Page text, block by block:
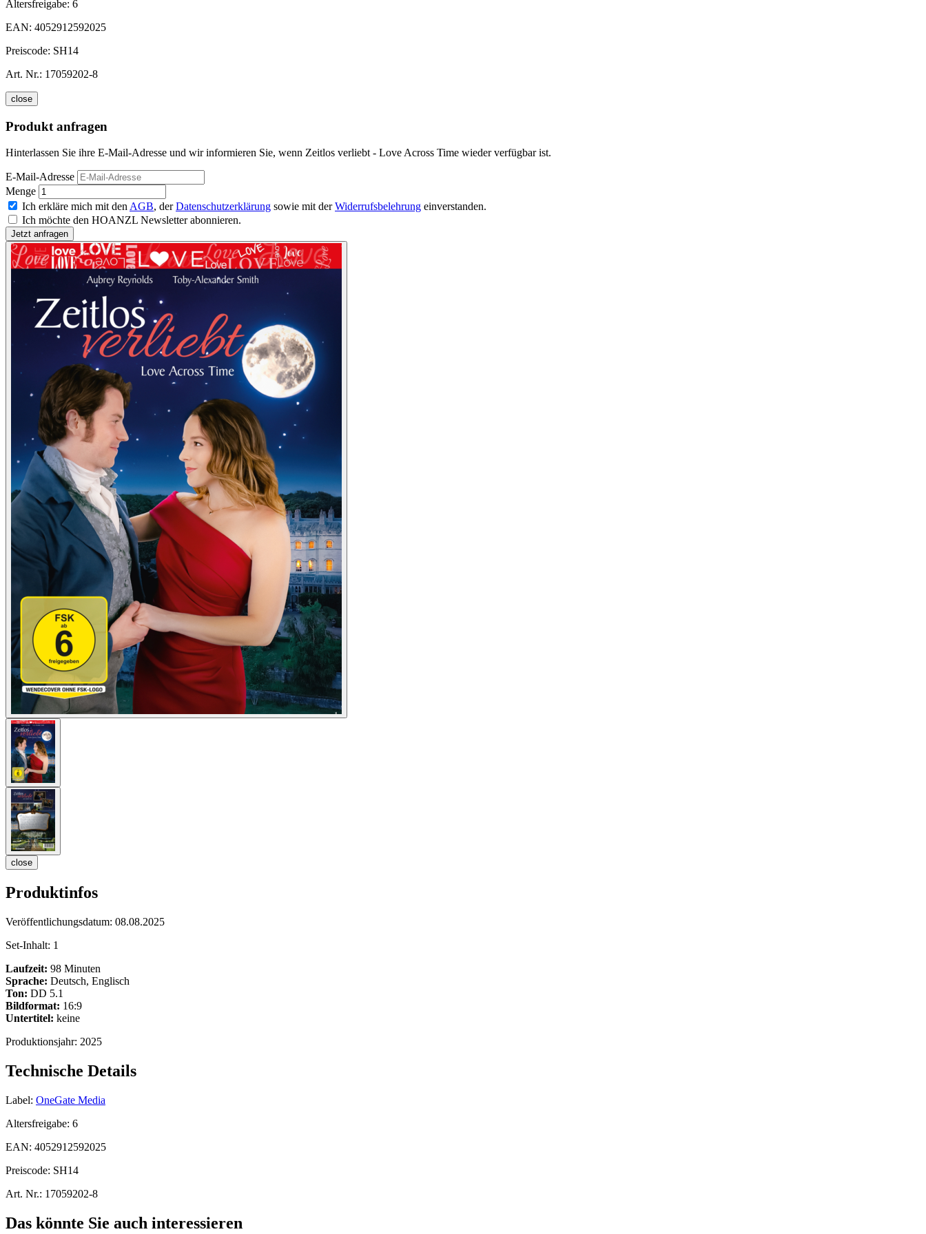
Altersfreigabe: 6
EAN: 4052912592025
Preiscode: SH14
Art. Nr.: 17059202-8
close
Produkt anfragen
Hinterlassen Sie ihre E-Mail-Adresse und wir informieren Sie, wenn Zeitlos verliebt - Love Across Time wieder verfügbar ist.
E-Mail-Adresse
Menge
Ich erkläre mich mit den AGB, derDatenschutzerklärung sowie mit derWiderrufsbelehrung einverstanden.
Ich möchte den HOANZL Newsletter abonnieren.
close
Produktinfos
Veröffentlichungsdatum: 08.08.2025
Set-Inhalt: 1
Laufzeit: 98 Minuten
Sprache: Deutsch, Englisch
Ton: DD 5.1
Bildformat: 16:9
Untertitel: keine
Produktionsjahr: 2025
Technische Details
Label: OneGate Media
Altersfreigabe: 6
EAN: 4052912592025
Preiscode: SH14
Art. Nr.: 17059202-8
Das könnte Sie auch interessieren